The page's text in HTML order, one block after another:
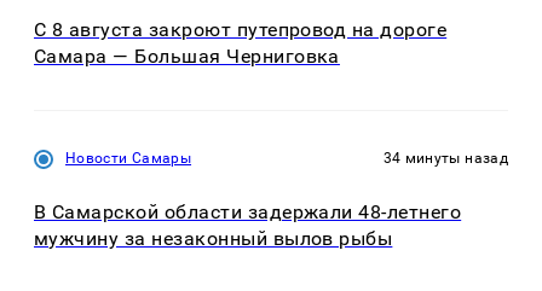
С 8 августа закроют путепровод на дороге
Самара — Большая Черниговка
Новости Самары 34 минуты назад
В Самарской области задержали 48-летнего
мужчину за незаконный вылов рыбы